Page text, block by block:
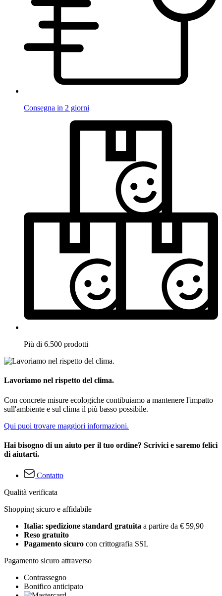
Consegna in 2 giorni
Più di 6.500 prodotti
Lavoriamo nel rispetto del clima.
Con concrete misure ecologiche contibuiamo a mantenere l'impatto
sull'ambiente e sul clima il più basso possibile.
Qui puoi trovare maggiori informazioni.
Hai bisogno di un aiuto per il tuo ordine? Scrivici e saremo felici
di aiutarti.
Contatto
Qualità verificata
Shopping sicuro e affidabile
Italia: spedizione standard gratuita a partire da € 59,90
Reso gratuito
Pagamento sicuro con crittografia SSL
Pagamento sicuro attraverso
Contrassegno
Bonifico anticipato